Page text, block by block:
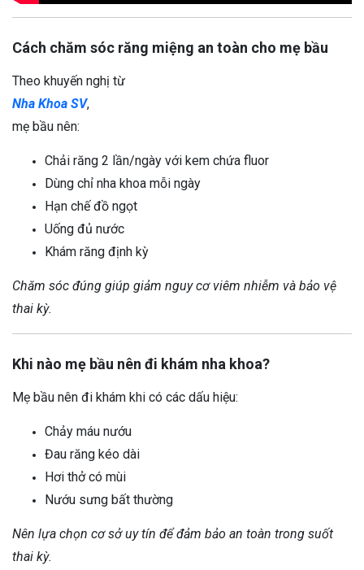
Cách chăm sóc răng miệng an toàn cho mẹ bầu
Theo khuyến nghị từ
Nha Khoa SV,
mẹ bầu nên:
Chải răng 2 lần/ngày với kem chứa fluor
Dùng chỉ nha khoa mỗi ngày
Hạn chế đồ ngọt
Uống đủ nước
Khám răng định kỳ
Chăm sóc đúng giúp giảm nguy cơ viêm nhiễm và bảo vệ
thai kỳ.
Khi nào mẹ bầu nên đi khám nha khoa?
Mẹ bầu nên đi khám khi có các dấu hiệu:
Chảy máu nướu
Đau răng kéo dài
Hơi thở có mùi
Nướu sưng bất thường
Nên lựa chọn cơ sở uy tín để đảm bảo an toàn trong suốt
thai kỳ.